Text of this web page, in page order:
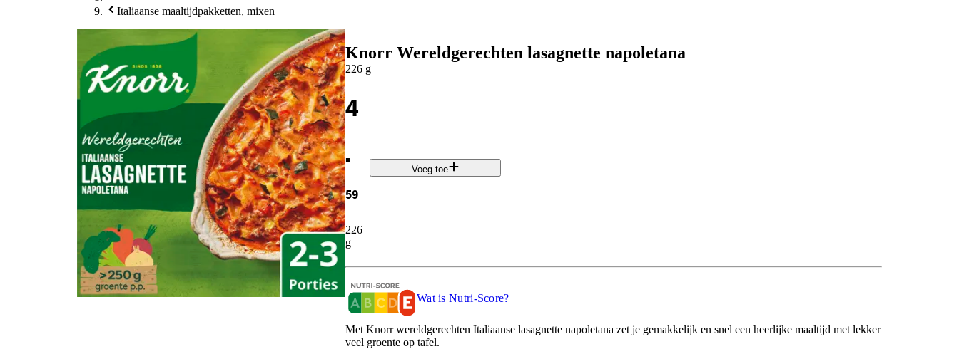
Italiaanse maaltijdpakketten, mixen
Knorr Wereldgerechten lasagnette napoletana
226 g
4
.
59
226
g
Voeg toe
Wat is Nutri-Score?
Met Knorr wereldgerechten Italiaanse lasagnette napoletana zet je gemakkelijk en snel een heerlijke maaltijd met lekker
veel groente op tafel.